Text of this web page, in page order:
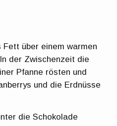
über einem warmen
der Zwischenzeit die
Pfanne rösten und
und die Erdnüsse
die Schokolade